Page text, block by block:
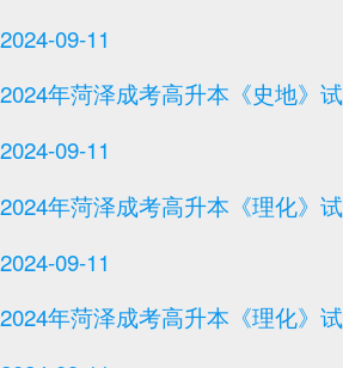
2024-09-11
2024年菏泽成考高升本《史地》试
2024-09-11
2024年菏泽成考高升本《理化》试
2024-09-11
2024年菏泽成考高升本《理化》试